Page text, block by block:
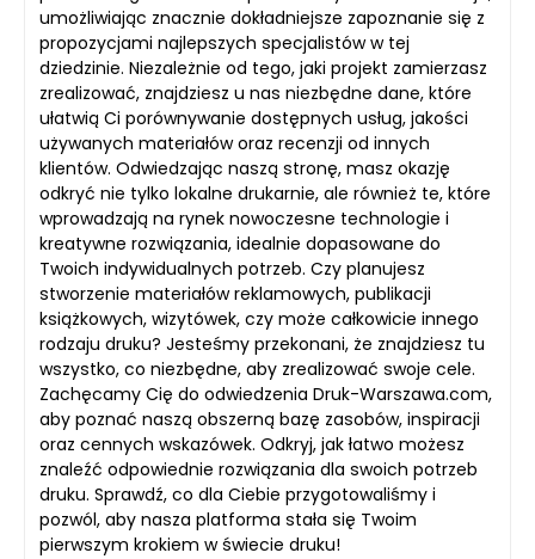
umożliwiając znacznie dokładniejsze zapoznanie się z
propozycjami najlepszych specjalistów w tej
dziedzinie. Niezależnie od tego, jaki projekt zamierzasz
zrealizować, znajdziesz u nas niezbędne dane, które
ułatwią Ci porównywanie dostępnych usług, jakości
używanych materiałów oraz recenzji od innych
klientów. Odwiedzając naszą stronę, masz okazję
odkryć nie tylko lokalne drukarnie, ale również te, które
wprowadzają na rynek nowoczesne technologie i
kreatywne rozwiązania, idealnie dopasowane do
Twoich indywidualnych potrzeb. Czy planujesz
stworzenie materiałów reklamowych, publikacji
książkowych, wizytówek, czy może całkowicie innego
rodzaju druku? Jesteśmy przekonani, że znajdziesz tu
wszystko, co niezbędne, aby zrealizować swoje cele.
Zachęcamy Cię do odwiedzenia Druk-Warszawa.com,
aby poznać naszą obszerną bazę zasobów, inspiracji
oraz cennych wskazówek. Odkryj, jak łatwo możesz
znaleźć odpowiednie rozwiązania dla swoich potrzeb
druku. Sprawdź, co dla Ciebie przygotowaliśmy i
pozwól, aby nasza platforma stała się Twoim
pierwszym krokiem w świecie druku!